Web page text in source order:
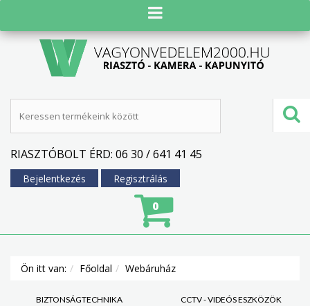
RIASZTÓBOLT ÉRD: 06 30 / 641 41 45
Bejelentkezés Regisztrálás
0
Ön itt van: Főoldal Webáruház
BIZTONSÁGTECHNIKA CCTV - VIDEÓS ESZKÖZÖK